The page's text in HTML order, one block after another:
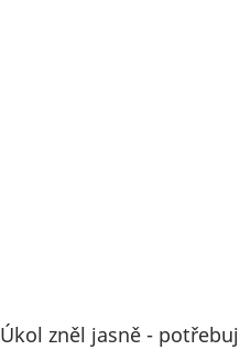
Úkol zněl jasně -